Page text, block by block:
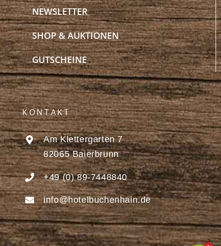
NEWSLETTER
SHOP & AUKTIONEN
GUTSCHEINE
KONTAKT
Am Klettergarten 7
82065 Baierbrunn
+49 (0) 89-7448840
info@hotelbuchenhain.de